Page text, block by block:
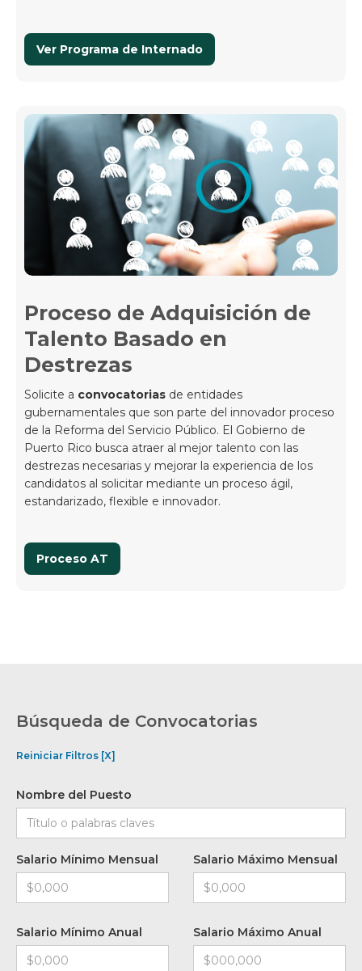
Ver Programa de Internado
Proceso de Adquisición de
Talento Basado en
Destrezas
Solicite a convocatorias de entidades
gubernamentales que son parte del innovador proceso
de la Reforma del Servicio Público. El Gobierno de
Puerto Rico busca atraer al mejor talento con las
destrezas necesarias y mejorar la experiencia de los
candidatos al solicitar mediante un proceso ágil,
estandarizado, flexible e innovador.
Proceso AT
Búsqueda de Convocatorias
Reiniciar Filtros [X]
Nombre del Puesto
Salario Mínimo Mensual Salario Máximo Mensual
Salario Mínimo Anual Salario Máximo Anual